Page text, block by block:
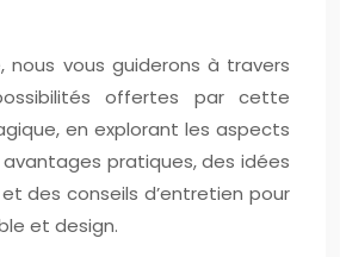
nous vous guiderons à travers
offertes par cette
en explorant les aspects
pratiques, des idées
des conseils d’entretien pour
et design.